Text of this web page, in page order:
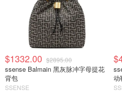
$1332.00 $2895.00
ssense Balmain 黑灰脉冲字母提花
背包
SSENSE
动